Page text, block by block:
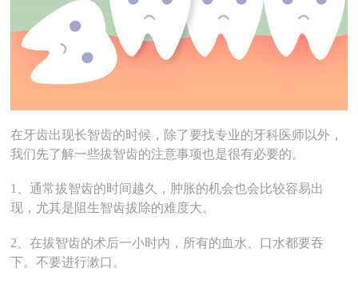
在牙齿出现长智齿的时候，除了要找专业的牙科医师以外，
我们先了解一些拔智齿的注意事项也是很有必要的。
1、通常拔智齿的时间越久，肿胀的机会也会比较容易出
现，尤其是阻生智齿拔除的难度大。
2、在拔智齿的术后一小时内，所有的血水、口水都要吞
下。不要进行漱口。